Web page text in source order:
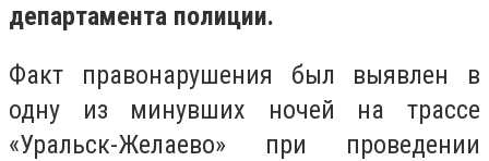
департамента полиции.
Факт правонарушения был выявлен в
одну из минувших ночей на трассе
«Уральск-Желаево» при проведении